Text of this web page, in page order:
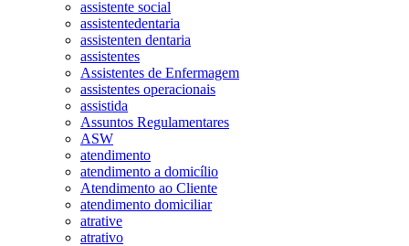
assistente social
assistentedentaria
assistenten dentaria
assistentes
Assistentes de Enfermagem
assistentes operacionais
assistida
Assuntos Regulamentares
ASW
atendimento
atendimento a domicílio
Atendimento ao Cliente
atendimento domiciliar
atrative
atrativo